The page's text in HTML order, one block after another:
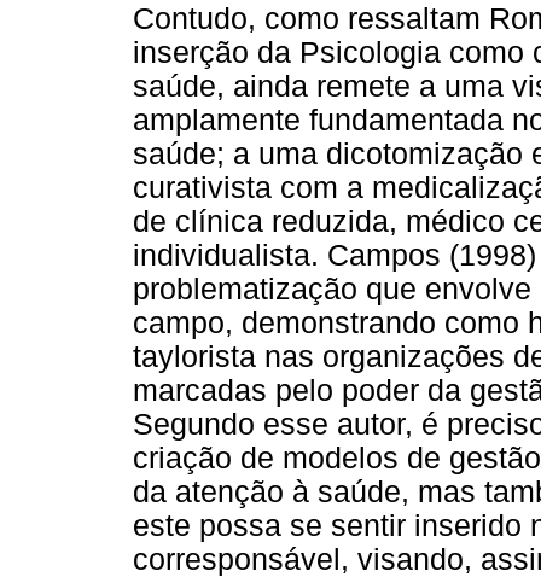
Contudo, como ressaltam
inserção da Psicologia como
saúde, ainda remete a uma
amplamente fundamentada
saúde; a uma dicotomização
curativista com a
de clínica reduzida, médico
individualista. Campos
problematização que
campo, demonstrando como
taylorista nas organizações
marcadas pelo poder da
Segundo esse autor, é
criação de modelos de
da atenção à saúde, mas
este possa se sentir inserido
corresponsável, visando,